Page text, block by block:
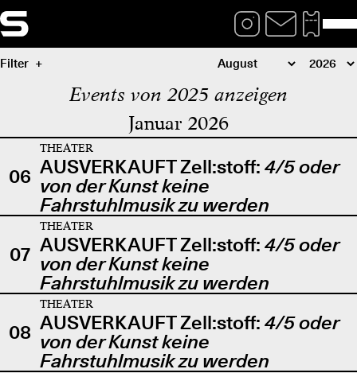
Filter
Events von 2025 anzeigen
Januar 2026
06
THEATER
AUSVERKAUFT Zell:stoff: 4/5 oder
von der Kunst keine
Fahrstuhlmusik zu werden
07
THEATER
AUSVERKAUFT Zell:stoff: 4/5 oder
von der Kunst keine
Fahrstuhlmusik zu werden
08
THEATER
AUSVERKAUFT Zell:stoff: 4/5 oder
von der Kunst keine
Fahrstuhlmusik zu werden